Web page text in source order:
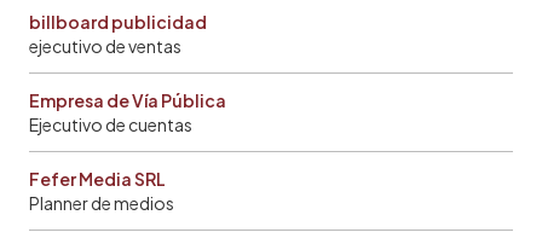
billboard publicidad
ejecutivo de ventas
Empresa de Vía Pública
Ejecutivo de cuentas
Fefer Media SRL
Planner de medios